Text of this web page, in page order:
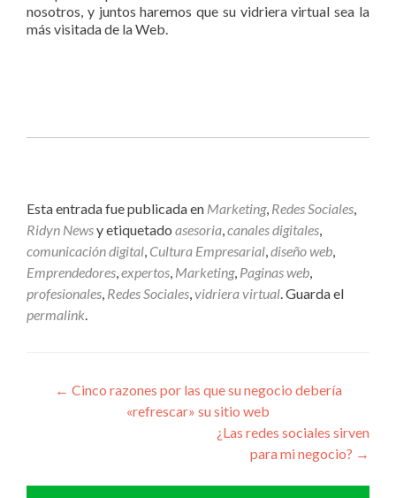
nosotros, y juntos haremos que su vidriera virtual sea la
más visitada de la Web.
Esta entrada fue publicada en Marketing, Redes Sociales
Ridyn Newsy etiquetado asesoria canales digitales
comunicación digital Cultura Empresarial diseño web
Emprendedores expertos Marketing, Paginas web
profesionales Redes Sociales vidriera virtual . Guarda el
permalink
Navegación
← Cinco razones por las que su negocio debería
«refrescar» su sitio web
¿Las redes sociales sirven
para mi negocio? →